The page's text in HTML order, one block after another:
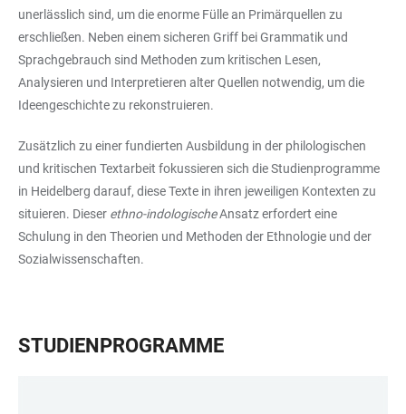
unerlässlich sind, um die enorme Fülle an Primärquellen zu
erschließen. Neben einem sicheren Griff bei Grammatik und
Sprachgebrauch sind Methoden zum kritischen Lesen,
Analysieren und Interpretieren alter Quellen notwendig, um die
Ideengeschichte zu rekonstruieren.
Zusätzlich zu einer fundierten Ausbildung in der philologischen
und kritischen Textarbeit fokussieren sich die Studienprogramme
in Heidelberg darauf, diese Texte in ihren jeweiligen Kontexten zu
situieren. Dieser ethno-indologischeAnsatz erfordert eine
Schulung in den Theorien und Methoden der Ethnologie und der
Sozialwissenschaften.
STUDIENPROGRAMME